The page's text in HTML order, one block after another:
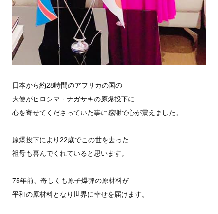
日本から約28時間のアフリカの国の
大使がヒロシマ・ナガサキの原爆投下に
心を寄せてくださっていた事に感謝で心が震えました。
原爆投下により22歳でこの世を去った
祖母も喜んでくれていると思います。
75年前、奇しくも原子爆弾の原材料が
平和の原材料となり世界に幸せを届けます。